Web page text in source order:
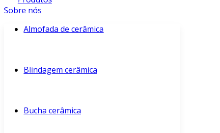
Sobre nós
Almofada de cerâmica
Blindagem cerâmica
Bucha cerâmica